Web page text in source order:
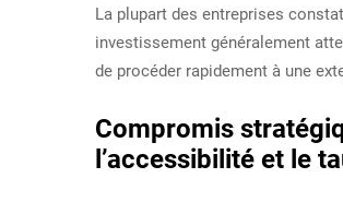
La plupart des entreprises
investissement généralement
de procéder rapidement à une
Compromis
l’accessibilité et le